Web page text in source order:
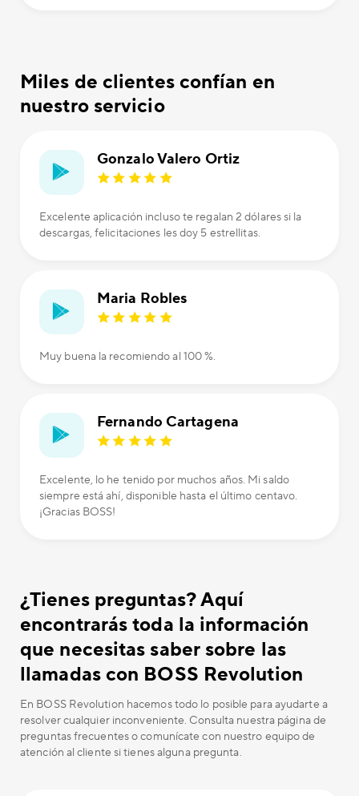
Miles de clientes confían en
nuestro servicio
Gonzalo Valero Ortiz
Excelente aplicación incluso te regalan 2 dólares si la
descargas, felicitaciones les doy 5 estrellitas.
Maria Robles
Muy buena la recomiendo al 100 %.
Fernando Cartagena
Excelente, lo he tenido por muchos años. Mi saldo
siempre está ahí, disponible hasta el último centavo.
¡Gracias BOSS!
¿Tienes preguntas? Aquí
encontrarás toda la información
que necesitas saber sobre las
llamadas con BOSS Revolution
En BOSS Revolution hacemos todo lo posible para ayudarte a
resolver cualquier inconveniente. Consulta nuestra página de
preguntas frecuentes o comunícate con nuestro equipo de
atención al cliente si tienes alguna pregunta.